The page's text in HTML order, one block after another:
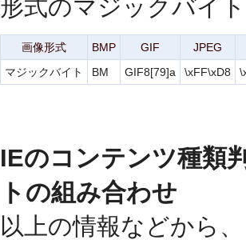
形式のマジックバイ
画像形式 BMP GIF
JPEG
マジックバイト
BM GIF8[79]a \xFF\xD8
IEのコンテンツ種類
トの組み合わせ
以上の情報などから